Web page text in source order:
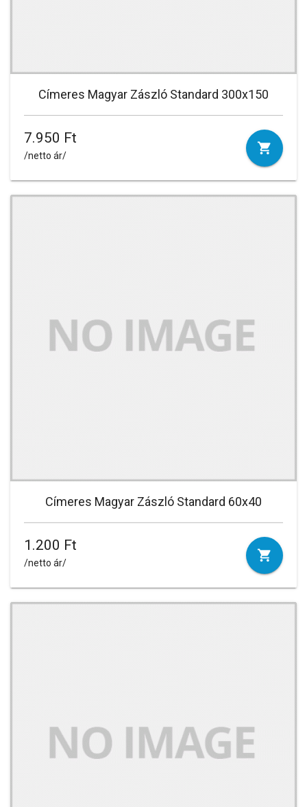
Címeres Magyar Zászló Standard 300x150
7.950 Ft
/netto ár/
Címeres Magyar Zászló Standard 60x40
1.200 Ft
/netto ár/